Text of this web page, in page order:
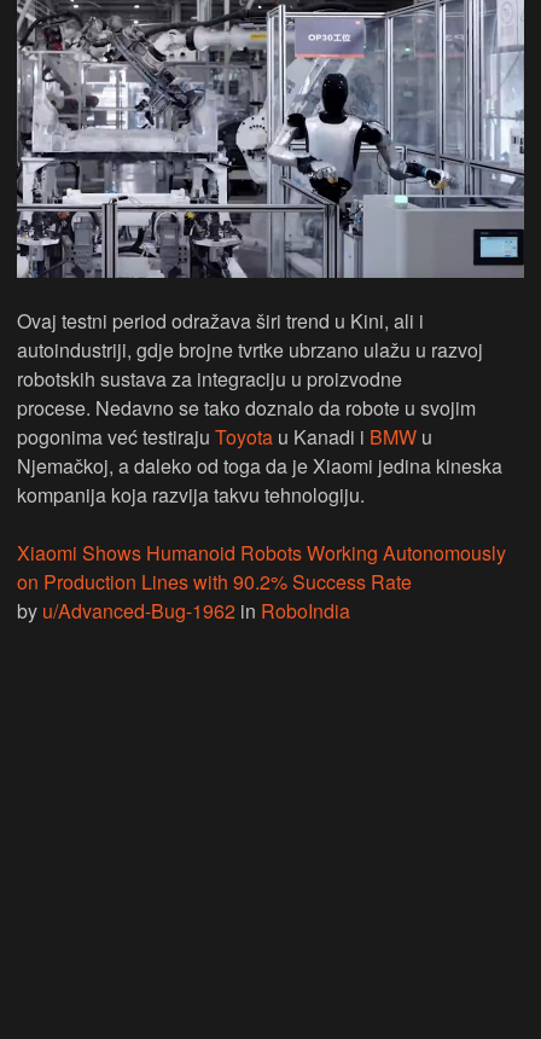
Ovaj testni period odražava širi trend u Kini, ali i
autoindustriji, gdje brojne tvrtke ubrzano ulažu u razvoj
robotskih sustava za integraciju u proizvodne
procese. Nedavno se tako doznalo da robote u svojim
pogonima već testiraju Toyota u Kanadi i BMW u
Njemačkoj, a daleko od toga da je Xiaomi jedina kineska
kompanija koja razvija takvu tehnologiju.
Xiaomi Shows Humanoid Robots Working Autonomously
on Production Lines with 90.2% Success Rate
by u/Advanced-Bug-1962 in RoboIndia